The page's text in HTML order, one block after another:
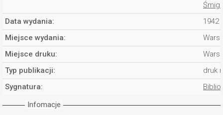
Data wydania:
1942
Miejsce wydania:
Miejsce druku:
Typ publikacji:
druk
Sygnatura:
Infomacje